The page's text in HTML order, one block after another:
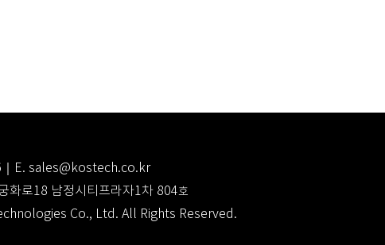
｜E. sales@kostech.co.kr
화로18 남정시티프라자1차 804호
Co., Ltd. All Rights Reserved.